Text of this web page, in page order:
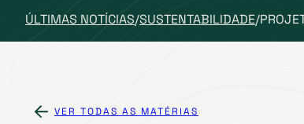
ÚLTIMAS NOTÍCIAS/SUSTENTABILIDADE/
VER TODAS AS MATÉRIAS